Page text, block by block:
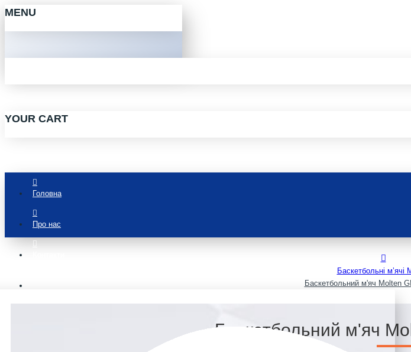
MENU
YOUR CART
Головна
Про нас
Баскетбольні мʼячі
Баскетбольний м'яч Molten
Баскетбольний м'яч